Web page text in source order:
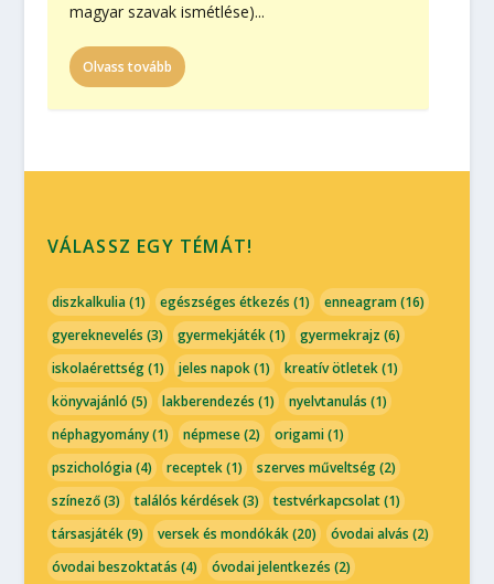
magyar szavak ismétlése)...
Olvass tovább
VÁLASSZ EGY TÉMÁT!
diszkalkulia(1) egészséges étkezés (1) enneagram(16)
gyereknevelés (3) gyermekjáték(1) gyermekrajz (6)
iskolaérettség(1) jeles napok(1) kreatív ötletek(1)
könyvajánló (5) lakberendezés (1) nyelvtanulás (1)
néphagyomány(1) népmese(2) origami(1)
pszichológia(4) receptek(1) szerves műveltség(2)
színező(3) találós kérdések(3) testvérkapcsolat(1)
társasjáték(9) versek és mondókák(20) óvodai alvás (2)
óvodai beszoktatás (4) óvodai jelentkezés (2)